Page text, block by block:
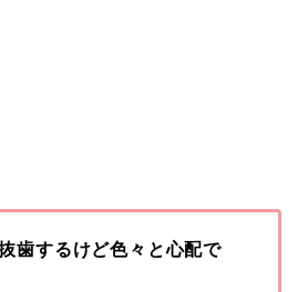
歯するけど色々と心配で